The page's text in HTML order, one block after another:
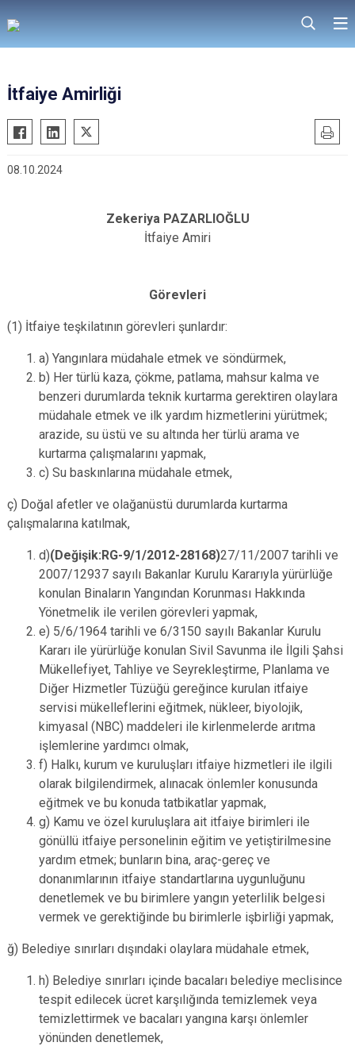
İtfaiye Amirliği
08.10.2024
Zekeriya PAZARLIOĞLU
İtfaiye Amiri
Görevleri
(1) İtfaiye teşkilatının görevleri şunlardır:
a) Yangınlara müdahale etmek ve söndürmek,
b) Her türlü kaza, çökme, patlama, mahsur kalma ve
benzeri durumlarda teknik kurtarma gerektiren olaylara
müdahale etmek ve ilk yardım hizmetlerini yürütmek;
arazide, su üstü ve su altında her türlü arama ve
kurtarma çalışmalarını yapmak,
c) Su baskınlarına müdahale etmek,
ç) Doğal afetler ve olağanüstü durumlarda kurtarma
çalışmalarına katılmak,
d)(Değişik:RG-9/1/2012-28168)27/11/2007 tarihli ve
2007/12937 sayılı Bakanlar Kurulu Kararıyla yürürlüğe
konulan Binaların Yangından Korunması Hakkında
Yönetmelik ile verilen görevleri yapmak,
e) 5/6/1964 tarihli ve 6/3150 sayılı Bakanlar Kurulu
Kararı ile yürürlüğe konulan Sivil Savunma ile İlgili Şahsi
Mükellefiyet, Tahliye ve Seyrekleştirme, Planlama ve
Diğer Hizmetler Tüzüğü gereğince kurulan itfaiye
servisi mükelleflerini eğitmek, nükleer, biyolojik,
kimyasal (NBC) maddeleri ile kirlenmelerde arıtma
işlemlerine yardımcı olmak,
f) Halkı, kurum ve kuruluşları itfaiye hizmetleri ile ilgili
olarak bilgilendirmek, alınacak önlemler konusunda
eğitmek ve bu konuda tatbikatlar yapmak,
g) Kamu ve özel kuruluşlara ait itfaiye birimleri ile
gönüllü itfaiye personelinin eğitim ve yetiştirilmesine
yardım etmek; bunların bina, araç-gereç ve
donanımlarının itfaiye standartlarına uygunluğunu
denetlemek ve bu birimlere yangın yeterlilik belgesi
vermek ve gerektiğinde bu birimlerle işbirliği yapmak,
ğ) Belediye sınırları dışındaki olaylara müdahale etmek,
h) Belediye sınırları içinde bacaları belediye meclisince
tespit edilecek ücret karşılığında temizlemek veya
temizlettirmek ve bacaları yangına karşı önlemler
yönünden denetlemek,